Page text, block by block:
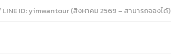
ID: yimwantour (สิงหาคม 2569 – สามารถจองได้)